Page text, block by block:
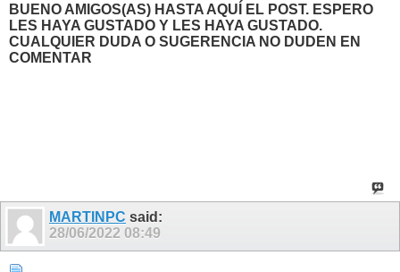
BUENO AMIGOS(AS) HASTA AQUÍ EL POST. ESPERO
LES HAYA GUSTADO Y LES HAYA GUSTADO.
CUALQUIER DUDA O SUGERENCIA NO DUDEN EN
COMENTAR
MARTINPC said:
28/06/2022 08:49